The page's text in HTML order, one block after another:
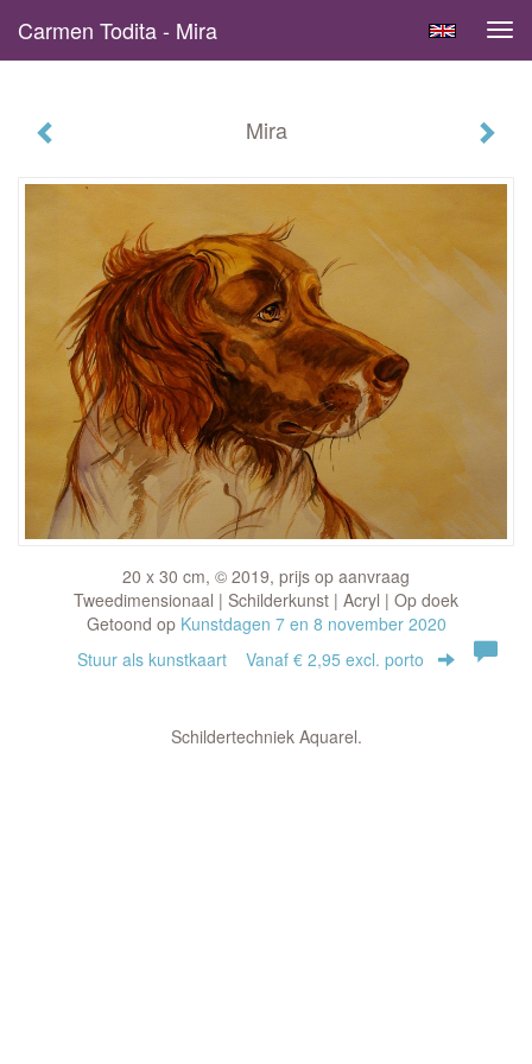
Carmen Todita - Mira
Mira
20 x 30 cm, © 2019, prijs op aanvraag
Tweedimensionaal | Schilderkunst | Acryl | Op doek
Getoond op Kunstdagen 7 en 8 november 2020
Stuur als kunstkaart Vanaf € 2,95 excl. porto
Schildertechniek Aquarel.